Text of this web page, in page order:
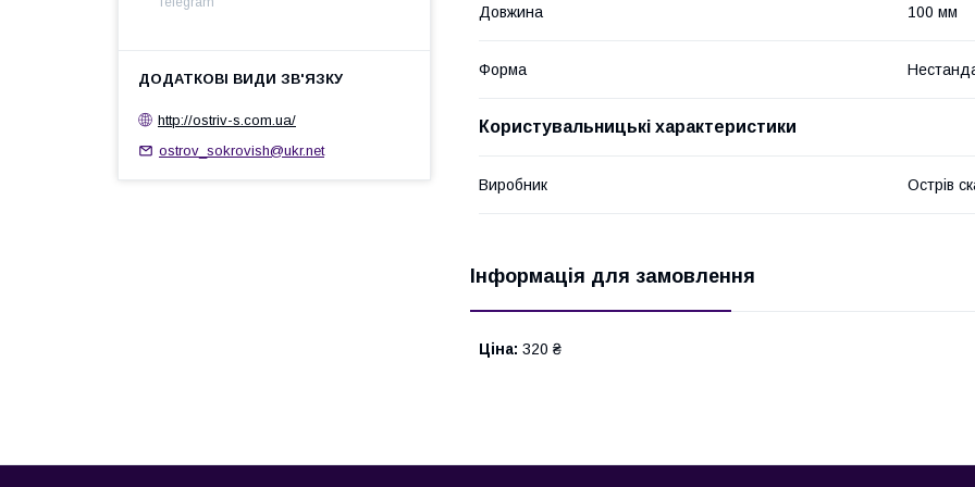
Довжина 100 мм
Форма
Користувальницькі характеристики
Виробник Острів
Інформація для замовлення
Ціна: 320 ₴
http://ostrіv-s.com.ua/
ostrov_sokrovish@ukr.net